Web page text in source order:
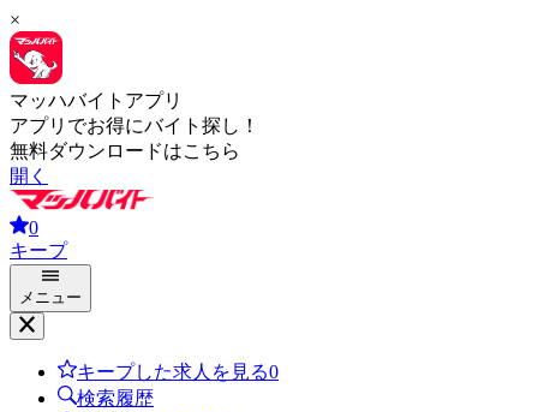
×
マッハバイトアプリ
アプリでお得にバイト探し！
無料ダウンロードはこちら
開く
0
キープ
メニュー
キープした求人を見る0
検索履歴